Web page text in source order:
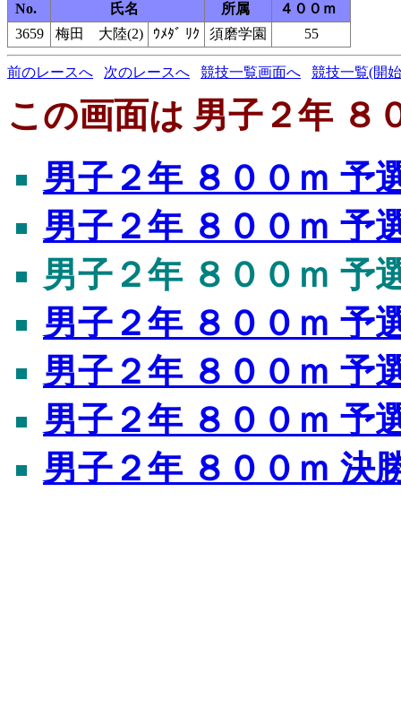
No. 氏名 所属
４００ｍ
3659
梅田 大陸(2) ｳﾒﾀﾞ ﾘｸ 須磨学園 55
前のレースへ 次のレースへ 競技一覧画面へ 競技一覧(開
この画面は 男子２年 ８
男子２年 ８００ｍ 予
男子２年 ８００ｍ 予
男子２年 ８００ｍ 予
男子２年 ８００ｍ 予
男子２年 ８００ｍ 予
男子２年 ８００ｍ 予
男子２年 ８００ｍ 決